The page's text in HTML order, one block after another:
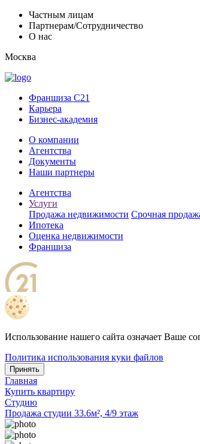
Частным лицам
Партнерам/Сотрудничество
О нас
Москва
Франшиза C21
Карьера
Бизнес-академия
О компании
Агентства
Документы
Наши партнеры
Агентства
Услуги
Продажа недвижимости Срочная
Ипотека
Оценка недвижимости
Франшиза
Использование нашего сайта означает Ваше
Политика использования куки файлов
Принять
Главная
Купить квартиру
Студию
Продажа студии 33.6м², 4/9 этаж